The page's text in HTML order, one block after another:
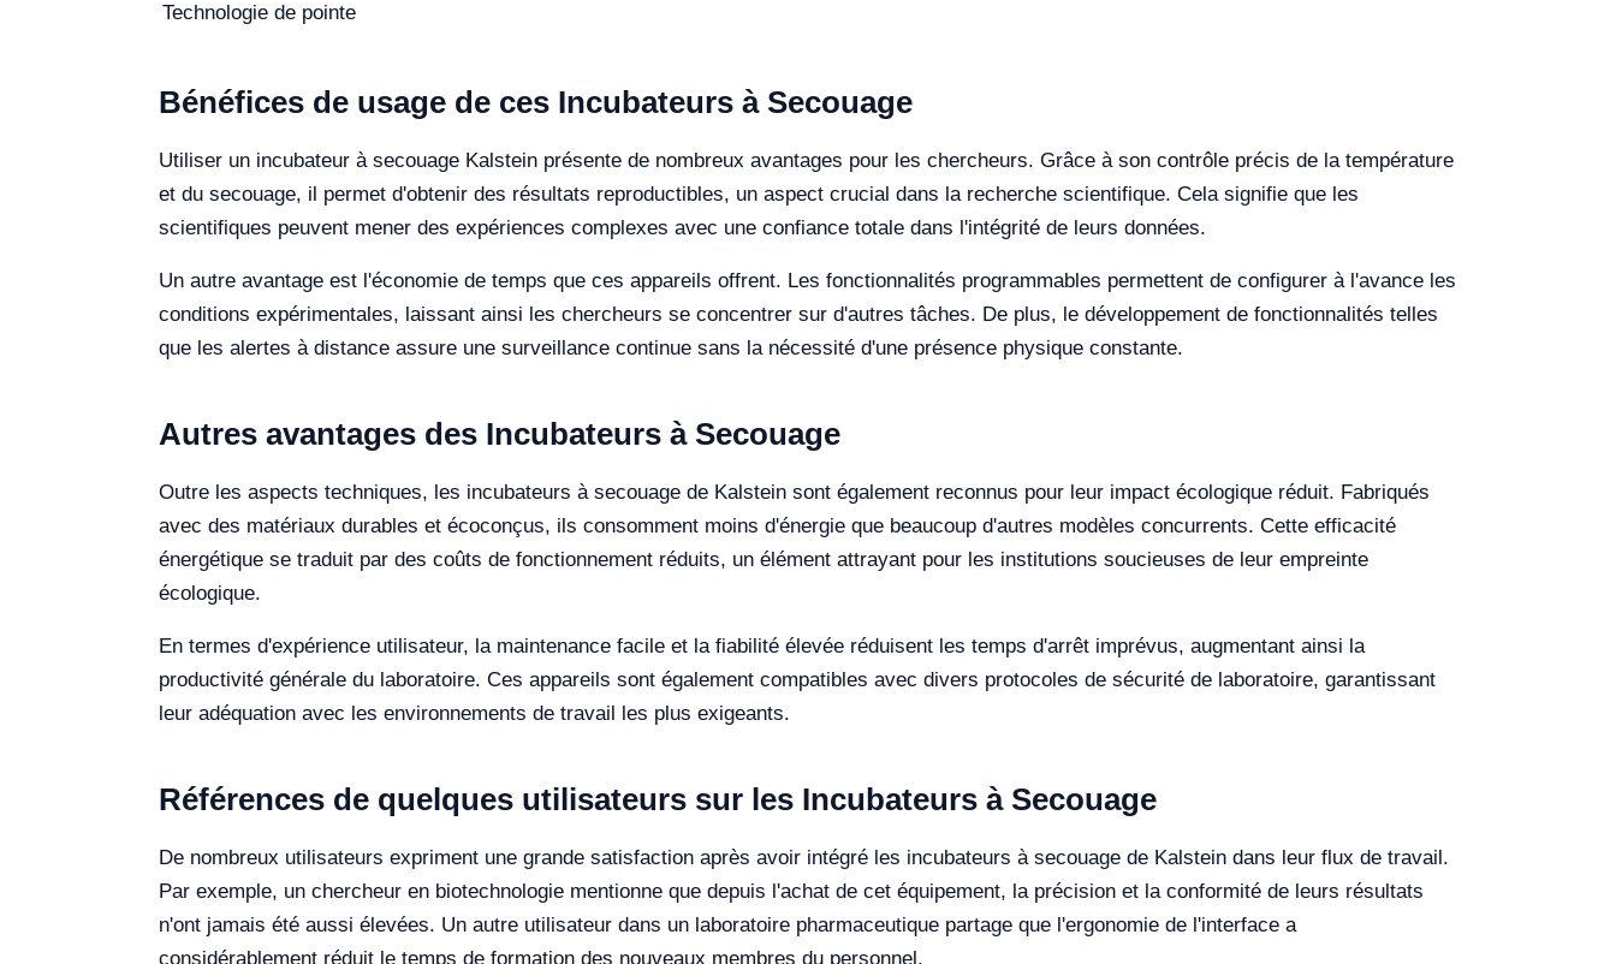
Technologie de pointe
Bénéfices de usage de ces Incubateurs à Secouage
Utiliser un incubateur à secouage Kalstein présente de nombreux avantages pour les chercheurs. Grâce à son contrôle précis de la température
et du secouage, il permet d'obtenir des résultats reproductibles, un aspect crucial dans la recherche scientifique. Cela signifie que les
scientifiques peuvent mener des expériences complexes avec une confiance totale dans l'intégrité de leurs données.
Un autre avantage est l'économie de temps que ces appareils offrent. Les fonctionnalités programmables permettent de configurer à l'avance les
conditions expérimentales, laissant ainsi les chercheurs se concentrer sur d'autres tâches. De plus, le développement de fonctionnalités telles
que les alertes à distance assure une surveillance continue sans la nécessité d'une présence physique constante.
Autres avantages des Incubateurs à Secouage
Outre les aspects techniques, les incubateurs à secouage de Kalstein sont également reconnus pour leur impact écologique réduit. Fabriqués
avec des matériaux durables et écoconçus, ils consomment moins d'énergie que beaucoup d'autres modèles concurrents. Cette efficacité
énergétique se traduit par des coûts de fonctionnement réduits, un élément attrayant pour les institutions soucieuses de leur empreinte
écologique.
En termes d'expérience utilisateur, la maintenance facile et la fiabilité élevée réduisent les temps d'arrêt imprévus, augmentant ainsi la
productivité générale du laboratoire. Ces appareils sont également compatibles avec divers protocoles de sécurité de laboratoire, garantissant
leur adéquation avec les environnements de travail les plus exigeants.
Références de quelques utilisateurs sur les Incubateurs à Secouage
De nombreux utilisateurs expriment une grande satisfaction après avoir intégré les incubateurs à secouage de Kalstein dans leur flux de travail.
Par exemple, un chercheur en biotechnologie mentionne que depuis l'achat de cet équipement, la précision et la conformité de leurs résultats
n'ont jamais été aussi élevées. Un autre utilisateur dans un laboratoire pharmaceutique partage que l'ergonomie de l'interface a
considérablement réduit le temps de formation des nouveaux membres du personnel.